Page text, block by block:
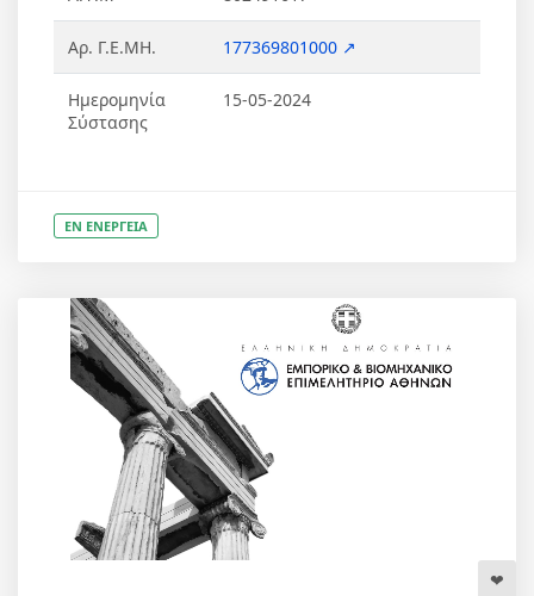
Αρ. Γ.Ε.ΜΗ. 177369801000 ↗
Ημερομηνία
Σύστασης
15-05-2024
ΕΝ ΕΝΕΡΓΕΙΑ